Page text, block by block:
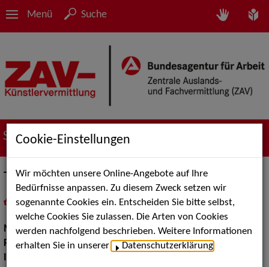
Menü Suche
Suche nach Künstler*innen
The Piano Man
als PDF speichern
inMeine Merklistelegen
Musik:Pop, Rock & Tanzmusik
Pop Rock Tanzmusik:Alleinunterhalter
Instrument:
Cookie-Einstellungen
Wir möchten unsere Online-Angebote auf Ihre
Bedürfnisse anpassen. Zu diesem Zweck setzen wir
sogenannte Cookies ein. Entscheiden Sie bitte selbst,
welche Cookies Sie zulassen. Die Arten von Cookies
werden nachfolgend beschrieben. Weitere Informationen
erhalten Sie in unserer
Datenschutzerklärung